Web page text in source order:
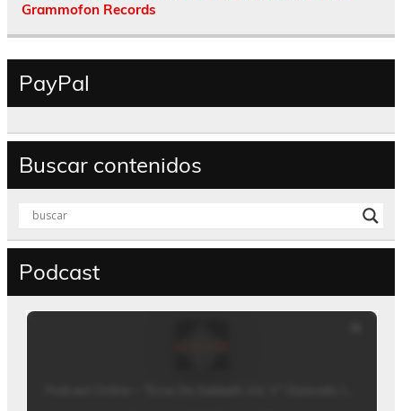
Grammofon Records
PayPal
Buscar contenidos
Podcast